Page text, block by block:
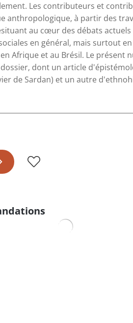
Les contributeurs et
anthropologique, à partir des
au cœur des débats actuels
en général, mais surtout
Afrique et au Brésil. Le présent
dont un article
de Sardan) et un autre